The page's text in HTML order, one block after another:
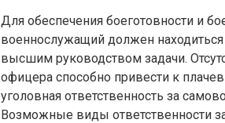
Для обеспечения боеготовности и
военнослужащий должен
высшим руководством задачи.
офицера способно привести к
уголовная ответственность за
Возможные виды ответственности